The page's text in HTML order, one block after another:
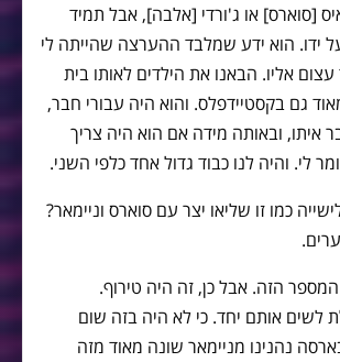
[סוארס] או ג'ורדי [אלבה], אבל תמיד
ידו. הוא ידע שמלבד ההערצה שהייתה לי
עצום אליו. הבאנו את הילדים לאותו בית
גם בקסטיידפלס. והוא היה עבורי חבר,
איתו, ובאותה מידה אם הוא היה צריך
לי. והיה לנו כבוד גדול אחד כלפי השני.
כמו זו שליאו יצר עם סוארס וניימאר?
הזה. אבל כן, זה היה טירוף.
לשים אותם יחד. כי לא היה בזה שום
נהנינו מניימאר שונה מאוד מזה